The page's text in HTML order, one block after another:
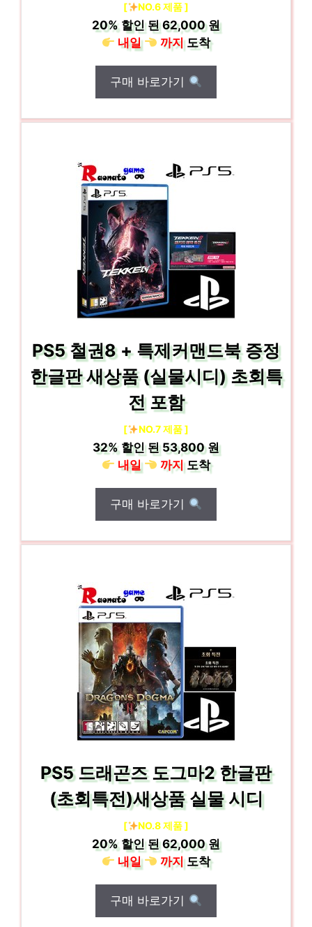
[ NO.6 제품 ]
20%할인 된62,000 원
내일
까지도착
구매 바로가기
PS5 철권8 + 특제커맨드북 증정
한글판 새상품 (실물시디) 초회특
전 포함
[ NO.7 제품 ]
32%할인 된53,800 원
내일
까지도착
구매 바로가기
PS5 드래곤즈 도그마2 한글판
(초회특전)새상품 실물 시디
[ NO.8 제품 ]
20%할인 된62,000 원
내일
까지도착
구매 바로가기